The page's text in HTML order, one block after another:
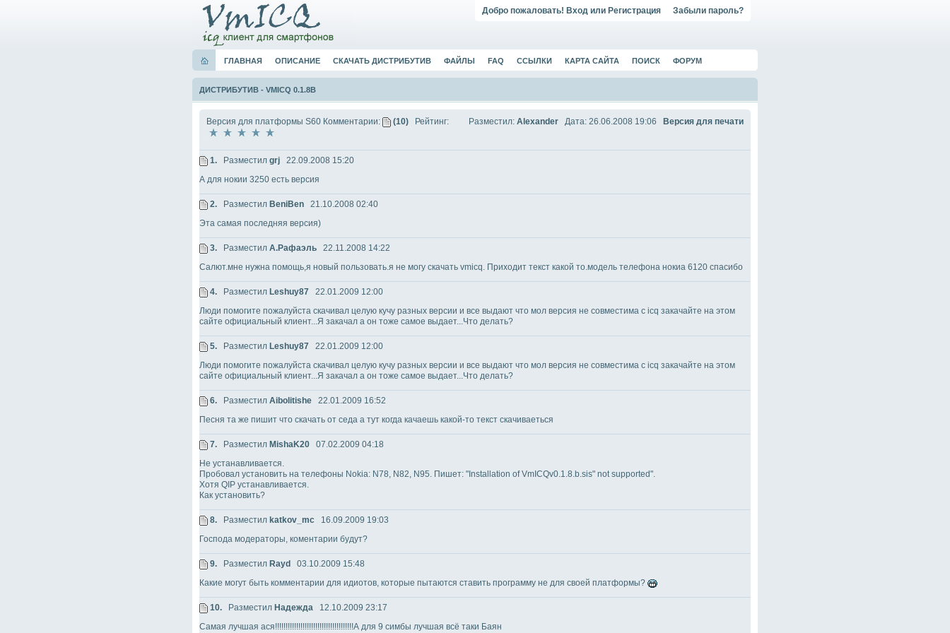
Забыли пароль?
Добро пожаловать! Вход или Регистрация
ГЛАВНАЯ ОПИСАНИЕ СКАЧАТЬ ДИСТРИБУТИВ ФАЙЛЫ FAQ ССЫЛКИ КАРТА САЙТА ПОИСК ФОРУМ
ДИСТРИБУТИВ - VMICQ 0.1.8B
Версия для платформы S60 Разместил: Alexander Дата: 26.06.2008 19:06 Версия для печати
Комментарии: (10) Рейтинг:
1. Разместил grj 22.09.2008 15:20
А для нокии 3250 есть версия
2. Разместил BeniBen 21.10.2008 02:40
Эта самая последняя версия)
3. Разместил А.Рафаэль 22.11.2008 14:22
Салют.мне нужна помощь,я новый пользовать.я не могу скачать vmicq. Приходит текст какой то.модель телефона нокиа 6120 спасибо
4. Разместил Leshuy87 22.01.2009 12:00
Люди помогите пожалуйста скачивал целую кучу разных версии и все выдают что мол версия не совместима с icq закачайте на этом
сайте официальный клиент...Я закачал а он тоже самое выдает...Что делать?
5. Разместил Leshuy87 22.01.2009 12:00
Люди помогите пожалуйста скачивал целую кучу разных версии и все выдают что мол версия не совместима с icq закачайте на этом
сайте официальный клиент...Я закачал а он тоже самое выдает...Что делать?
6. Разместил Aibolitishe 22.01.2009 16:52
Песня та же пишит что скачать от седа а тут когда качаешь какой-то текст скачиваеться
7. Разместил MishaK20 07.02.2009 04:18
Не устанавливается.
Пробовал установить на телефоны Nokia: N78, N82, N95. Пишет: "Installation of VmICQv0.1.8.b.sis" not supported".
Хотя QIP устанавливается.
Как установить?
8. Разместил katkov_mc 16.09.2009 19:03
Господа модераторы, коментарии будут?
9. Разместил Rayd
03.10.2009 15:48
Какие могут быть комментарии для идиотов, которые пытаются ставить программу не для своей платформы?
10. Разместил Надежда 12.10.2009 23:17
Самая лучшая ася!!!!!!!!!!!!!!!!!!!!!!!!!!!!!!!!!!!!!А для 9 симбы лучшая всё таки Баян